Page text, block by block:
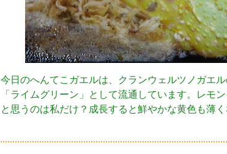
今日のへんてこガエルは、クランウェルツノガエ
「ライムグリーン」として流通しています。レモ
と思うのは私だけ？成長すると鮮やかな黄色も薄く